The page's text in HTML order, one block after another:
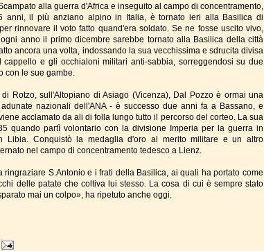
alla guerra d'Africa e inseguito al campo di concentramento,
anni, il più anziano alpino in Italia, è tornato ieri alla Basilica di
rinnovare il voto fatto quand'era soldato. Se ne fosse uscito vivo,
anno il primo dicembre sarebbe tornato alla Basilica della città
ancora una volta, indossando la sua vecchissima e sdrucita divisa
e gli occhialoni militari anti-sabbia, sorreggendosi su due
con le sue gambe.
Rotzo, sull'Altopiano di Asiago (Vicenza), Dal Pozzo è ormai una
nazionali dell'ANA - è successo due anni fa a Bassano, e
acclamato da ali di folla lungo tutto il percorso del corteo. La sua
quando partì volontario con la divisione Imperia per la guerra in
Libia. Conquistò la medaglia d'oro al merito militare e un altro
nel campo di concentramento tedesco a Lienz.
ringraziare S.Antonio e i frati della Basilica, ai quali ha portato come
delle patate che coltiva lui stesso. La cosa di cui è sempre stato
mai un colpo», ha ripetuto anche oggi.